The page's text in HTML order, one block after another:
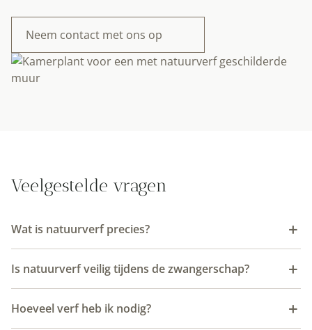
Neem contact met ons op
Veelgestelde vragen
Wat is natuurverf precies?
Is natuurverf veilig tijdens de zwangerschap?
Hoeveel verf heb ik nodig?